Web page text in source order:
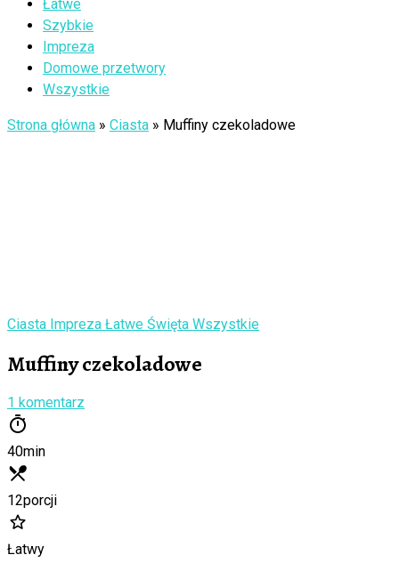
Łatwe
Szybkie
Impreza
Domowe przetwory
Wszystkie
Strona główna » Ciasta » Muffiny czekoladowe
Ciasta Impreza Łatwe Święta Wszystkie
Muffiny czekoladowe
1 komentarz
40min
12porcji
Łatwy